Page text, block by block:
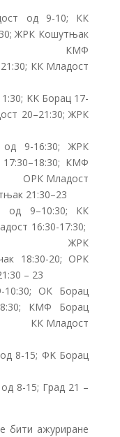
од 9-10; КК
ЖРК Кошутњак
КМФ
КК Младост
KK Борац 17-
20–21:30; ЖРК
9-16:30; ЖРК
КМФ
Младост
21:30–23
од 9–10:30; КК
16:30-17:30;
18:30-20; ОРК
– 23
ОК Борац
КМФ Борац
8-15; ФK Борац
8-15; Град 21 –
бити ажуриране